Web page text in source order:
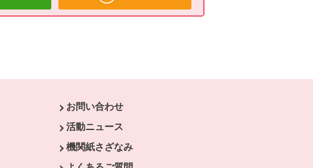
別のウィンドウで開きます。
お問い合わせ
活動ニュース
機関紙さざなみ